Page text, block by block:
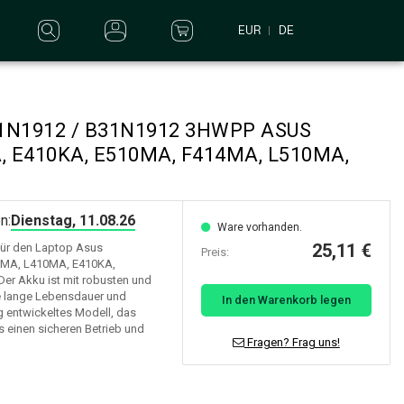
EUR DE
/ B31N1912 3HWPP ASUS
E510MA, F414MA, L510MA,
Dienstag, 11.08.26
den Laptop Asus
L410MA, E410KA,
Akku ist mit robusten und
Lebensdauer und
entwickeltes Modell, das
sicheren Betrieb und
Ware vorhanden.
Preis: 25,11 €
In den Warenkorb legen
Fragen? Frag uns!